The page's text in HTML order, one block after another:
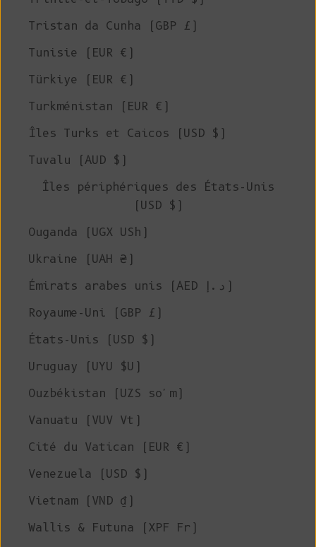
Tristan da Cunha (GBP £)
Tunisie (EUR €)
Türkiye (EUR €)
Turkménistan (EUR €)
Îles Turks et Caicos (USD $)
Tuvalu (AUD $)
Îles périphériques des États-Unis
(USD $)
Ouganda (UGX USh)
Ukraine (UAH ₴)
Émirats arabes unis (AED د.إ)
Royaume-Uni (GBP £)
États-Unis (USD $)
Uruguay (UYU $U)
Ouzbékistan (UZS so'm)
Vanuatu (VUV Vt)
Cité du Vatican (EUR €)
Venezuela (USD $)
Vietnam (VND ₫)
Wallis & Futuna (XPF Fr)